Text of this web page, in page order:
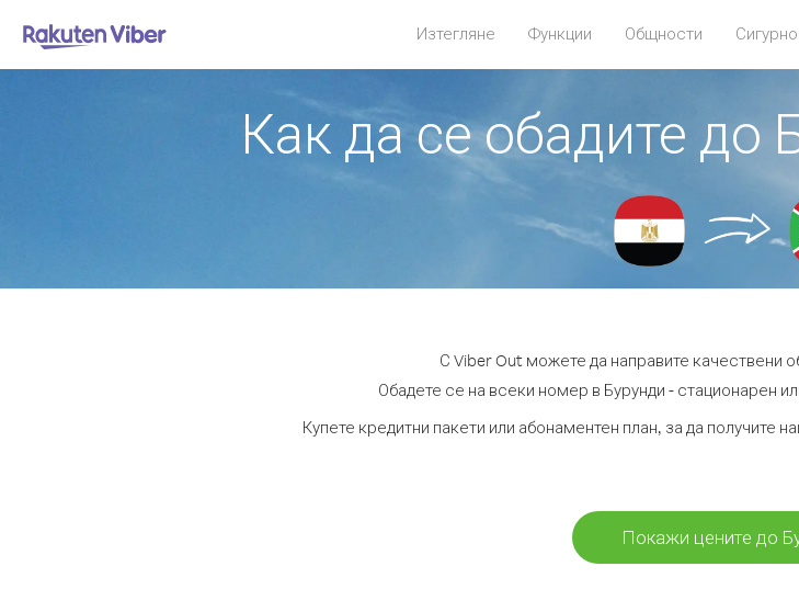
Изтегляне Функции Общности
Как да се обадите до
С Viber Out можете да направите качествени
Обадете се на всеки номер в Бурунди - стационарен
Купете кредитни пакети или абонаментен план, за да получите
Покажи цените до